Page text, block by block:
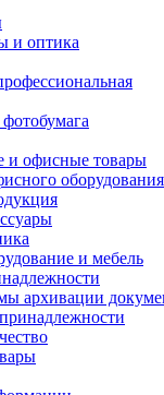
и оптика
и офисные товары
оборудования
и мебель
архивации